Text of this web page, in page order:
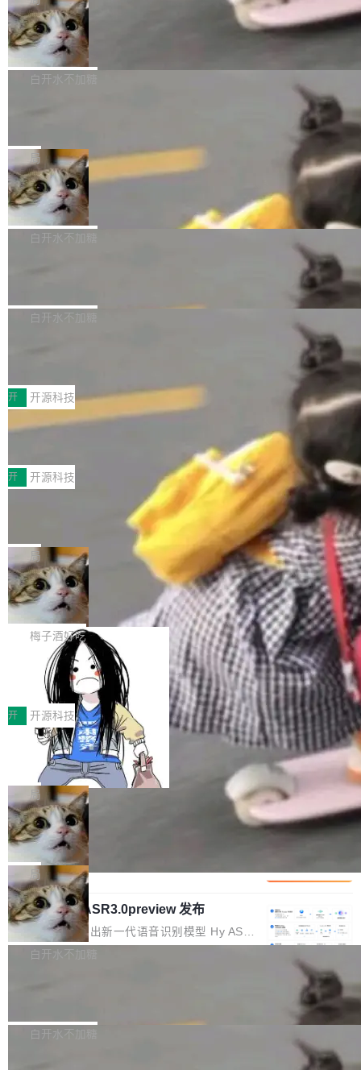
l 迁移或唤醒时，新宿主从 S3 恢复 SQLite 数据
库继续执行。存储库是持久化的唯一真相...
te 17 Pro、OPPO K15，要么是vivo X300 E这
样的次旗舰。 Galaxy Z Fold8 Ultra / Z Fold8 /
Z Flip8三款折叠屏新机均在7月22日发布，且全
部搭载骁龙8 Elite Gen5 for Galaxy，它们本该
本控制系统。目前处于 Early Access 阶段。 De
ltaDB 的核心思路直接写在 landing page 最显
眼的位置：「Software is made between com
mits」——软件是在 commit 之间写出来的。git
是把这段空隙补上。 回退到任何一次编辑：Delt
aDB 捕获 commit 之间的每一次操作，...
SpaceXAI 单季资本开支达 183 亿美元
根据风险投资人Tomer Tunguz 博客（VC 分
析）披露的最新分析与第二季度业绩报告，Spac
微软同期总资本开支的四成。 与亚马逊、Alpha
bet、微软以及 Meta 等传统科技巨头相比，Spa
ceXAI的资金消耗速度尤为引人瞩目。然而，支
撑庞大支出的资金来源却呈现出截然不同的面
貌。数据显示，微软和 Meta 主要依托充沛的经
白开水不加糖
一个在终端里运行的编程 agent；Muse Spark
1.2，驱动这个 agent 的新模型。一句话概括：
你可以用 curl -fsSL https://dev.meta.ai/install.
sh | bash 安装一个能在大项目里自动规划、写
代码、验证结果的 AI 终端工具。 据介绍，Muse
个主 agent 循环，外加一组后台 agent。这些后
局
美团开源 LoHoSearch，用知识图谱校
准 AI 能力认知
机器出题的前提，是让机器拥有全局视野。整个
构建流程可以分为四个环节：建图 → 控制难度
白开水不加糖
库，并将作为transport接入Mooncake TENT。
MPComm将作为一种传输引擎接入Mooncake T
ENT，实现零拷贝传输性能提升30%、非零拷贝
传输性能最高提升5倍。UCL-MPComm底层基
于自研UCL-Engine通信引擎，后续腾讯网平将
持续开源更多基于UCL-Engine的高性能通信组
件。 腾讯网平团队在UCL-MPComm中实现了一
个独立于业务线程的全局通信引擎（Engine），
白开水不加糖
型案例入选名单》，深信服“面向企业研发场景的
开源 AI 编程平台 CoStrict 应用”凭借卓越的技术
创新与落地成效成功入选。 全链路私有化部署，
助力企业AI研发安全落地 当前，越来越多企业已
经开始引入 AI Coding 工具，通过调用公有云模
型或企业内部部署模型提升研发效率。但随着 AI
Coding 从个人辅助工具逐步走向团队级、组织
级应用，企业在规模化落地过程中，对安全性、
可控性和代码质量提出了更高要求。 首先是数据
安全与合规要求。对于大多数普通研发场景，公
有云模型能够满足快速试用和效率提升的需求。
但对于金融、能源、医疗等对数据安全要求较...
开 开源科技
深信服AI算力网关入选工信部人工智能
前不久，工业和信息化部正式发布《2025年人工
智能应用典型案例名单》，集中展示人工智能在
各领域的应用成果，覆盖技术底座、行业赋能、
产品应用、支撑保障、专题等五大方向。深信服
AI算力网关（AI创新平台）成功入选！ 随着各行
各业的Agent走向规模化建设，算力构成形态逐
渐丰富，用户关注的重点也在发生变化：不只是
让AI用起来，还要进一步看清混合算力时代下，
Token花在哪里、算力是否被充分利用，以及持
续增长的AI成本该如何优化。 深信服AI算力网关
正是围绕这些实际问题，从Token治理和成本治
理两个方面，让用户的每一份算力都看得清、管
得住、用得稳、省得下、更安全！ 一、从现在开
始，Token使用一目...
开 开源科技
Jeff Dean 离开 Google：一个时代的结
束，一个实验室的开始
Google 员工编号 20。MapReduce 作者之一。
Bigtable 作者之一。TensorFlow 的作者之一。
Gemini 的架构师。Google 首席科学家。 Jeff D
ean 在 Google 工作了 27 年后，宣布离职。 他
不是一个人走。一同离开的还有 Sanjay Ghema
wat（Google 员工编号 23，Jeff Dean 二十多
年的编程搭档，MapReduce 和 Bigtable 的共同
作者）、Quoc Le（Google 大脑核心成员，Se
q2Seq 和 DocAI 的共同发明人）以及 Oriol Vin
yals（Gemini 联合负责人，AlphaSta...
局
🔥 SolonCode v2026.8.4 发布：界面
字体可调、22 种语言、记忆搜索增强
打开终端就能上岗的全中文编码智能体，这一轮
把「看得清、用母语、记得住」三件事一次补
齐。 SolonCode 是什么 SolonCode 是杭州无
耳科技研发的企业级终端编码智能体——一位全
中文驱动的数字员工，自主理解需求、规划步
骤、编写代码。不挑模型、不挑平台，curl 一行
装完即用。 开源地址：Gitee · GitCode · GitHu
b 安装 支持 Java 8+（8~26）、macOS / Linu
x / Windows / Harmony PC。 # macOS / Linu
x / Harmony PC curl -fsSL https://solon.noea
r.org/solon...
梅子酒好吃
让“代码语义理解”深度释放AI Coding
价值潜能：华为云码道（CodeArts）
代码仓技术解析
一、代码仓深度理解技术的作用与价值 在软件工
程实践中，代码仓是企业核心知识资产的主要载
体。企业级代码仓库通常包含数十万乃至数百万
个文件，其规模远超单次模型调用可承载的上下
文窗口。随着项目规模的持续扩张与代码历史的
不断累积，代码仓中的模块关系、接口契约、业
务逻辑等关键信息往往分散于数十乃至数百个文
件之中，形成高度复杂的知识关联网络。传统的
代码检索手段（如关键词匹配、目录遍历）仅能
在语法层面完成文本定位，难以触及代码的语义
内涵与结构关联，导致开发者使用代码智能体在
理解大规模代码仓时面临显著"代码仓理解"瓶
颈。 代码仓深度理解服务（以下简称" CodeBas
e深度理解服务"）是华为云码道（CodeA...
开 开源科技
一条“删库”命令跑 17 小时，算法工程
师删光 89TB 数据只为干私活
最高人民检察院8月4日公布了一起案件：北京一
名90后算法工程师王某，为了给自己接的私活腾
服务器空间，删光了公司AI游戏部门的全部核心
数据。 王某2024年1月入职东城区某科技公司AI
短剧部门，有互联网大厂背景。在公司内部架构
调整期间，部门三次通知全员将数据从A集群迁
移到B集群，王某都回复了"收到"。 他没有迁移
数据。2024年9月3日下午4点，他使用此前登录
的账号密码进入A集群，输入了一条被程序员圈
称为"删库跑路"的命令——最高管理员权限、无
自研的多个文生3D和...
局
Cloudflare 分享推理优化实践：KV ca
che 量化 + 权重压缩，吞吐量提升 4
1%，成本降 30%
Kimi 和 GLM 是当前最强的大模型系列之一，但
它们有一个共同的问题：太吃显存了。月之暗面
的 Kimi K 系列和智谱的 GLM 都是长上下文、M
oE 架构的大模型，好用到让人上瘾，但 GPU 显
存永远不够用。 Cloudflare 的 Workers AI 团队
一直在跑这些模型的推理。他们在官方博客上发
整性保护。效果是：吞吐量提升 41%，每 token
局
腾讯混元 Hy ASR3.0preview 发布
腾讯混元正式推出新一代语音识别模型 Hy ASR
3.0preview。基于最新一代大语言模型 Hy3 的
让语音识别不再只是听清，而是真正听懂。通过
白开水不加糖
新和少量网页兼容性修复版本。 Changes/fixe
白开水不加糖